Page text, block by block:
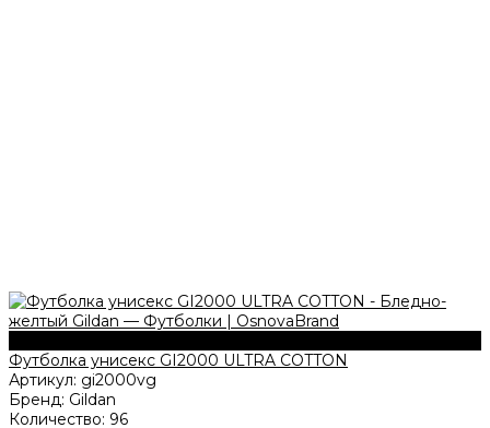
Футболка унисекс GI2000 ULTRA COTTON
Артикул: gi2000vg
Бренд: Gildan
Количество: 96